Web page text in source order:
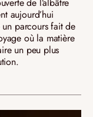
aujourd’hui
un parcours fait de
où la matière
un peu plus